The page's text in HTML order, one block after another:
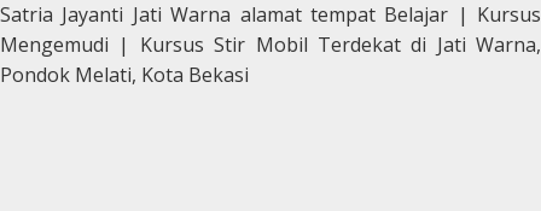
Satria Jayanti Jati Warna alamat tempat Belajar | Kursus
Mengemudi | Kursus Stir Mobil Terdekat di Jati Warna,
Pondok Melati, Kota Bekasi